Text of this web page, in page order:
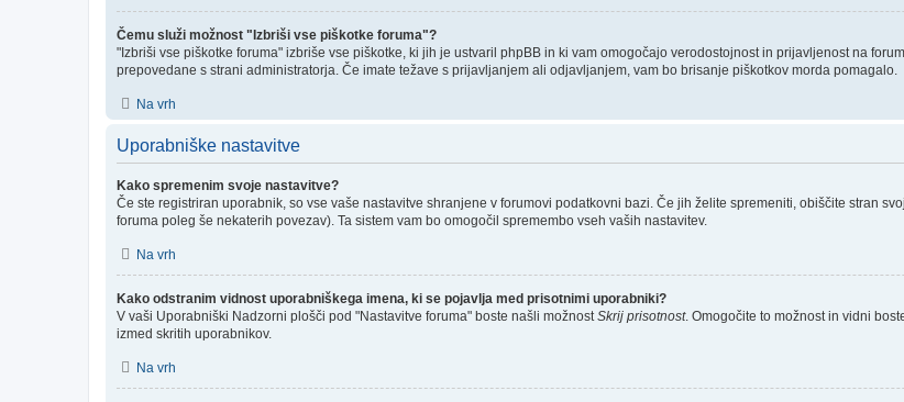
Čemu služi možnost "Izbriši vse piškotke foruma"?
"Izbriši vse piškotke foruma" izbriše vse piškotke, ki jih je ustvaril phpBB in ki vam omogočajo verodostojnost in prijavljenost na
prepovedane s strani administratorja. Če imate težave s prijavljanjem ali odjavljanjem, vam bo brisanje piškotkov morda pomagalo.
Na vrh
Uporabniške nastavitve
Kako spremenim svoje nastavitve?
Če ste registriran uporabnik, so vse vaše nastavitve shranjene v forumovi podatkovni bazi. Če jih želite spremeniti, obiščite stran
foruma poleg še nekaterih povezav). Ta sistem vam bo omogočil spremembo vseh vaših nastavitev.
Na vrh
Kako odstranim vidnost uporabniškega imena, ki se pojavlja med prisotnimi uporabniki?
V vaši Uporabniški Nadzorni plošči pod "Nastavitve foruma" boste našli možnost Skrij prisotnost. Omogočite to možnost in vidni
izmed skritih uporabnikov.
Na vrh